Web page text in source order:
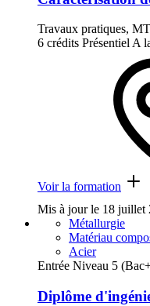
Travaux pratiques,
6 crédits Présentiel A
Voir la formation
Mis à jour le 18 juillet
Métallurgie
Matériau
Acier
Entrée Niveau 5
Diplôme